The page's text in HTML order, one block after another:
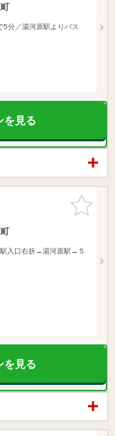
5分／湯河原駅よりバス
を見る
お気に入
りに追加
入口右折→湯河原駅→５
を見る